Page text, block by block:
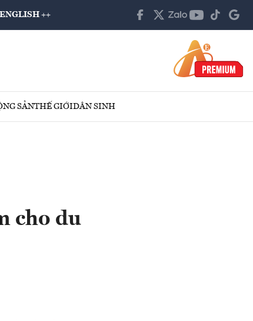
ENGLISH ++
SẢNTHẾ GIỚIDÂN SINH
cho du